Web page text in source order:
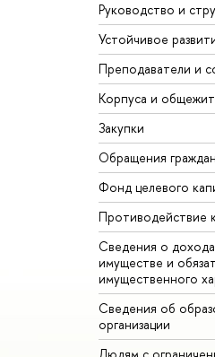
Руководство и
Устойчивое
Преподаватели и
Корпуса и
Закупки
Обращения
Фонд целевого
Противодействие
Сведения о
имуществе и
имущественного
Сведения об
организации